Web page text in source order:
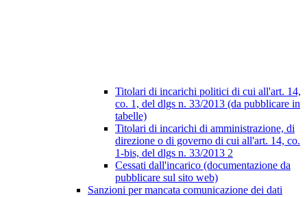
Titolari di incarichi politici di cui all'art. 14,
co. 1, del dlgs n. 33/2013 (da pubblicare in
tabelle)
Titolari di incarichi di amministrazione, di
direzione o di governo di cui all'art. 14, co.
1-bis, del dlgs n. 33/2013 2
Cessati dall'incarico (documentazione da
pubblicare sul sito web)
Sanzioni per mancata comunicazione dei dati